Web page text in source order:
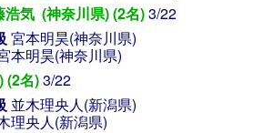
浩気 (神奈川県) (2名)3/22
宮本明昊(神奈川県)
本明昊(神奈川県)
(2名)3/22
並木理央人(新潟県)
理央人(新潟県)